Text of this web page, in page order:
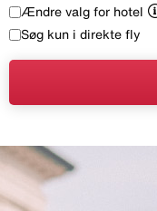
Ændre valg for hotel
Søg kun i direkte fly